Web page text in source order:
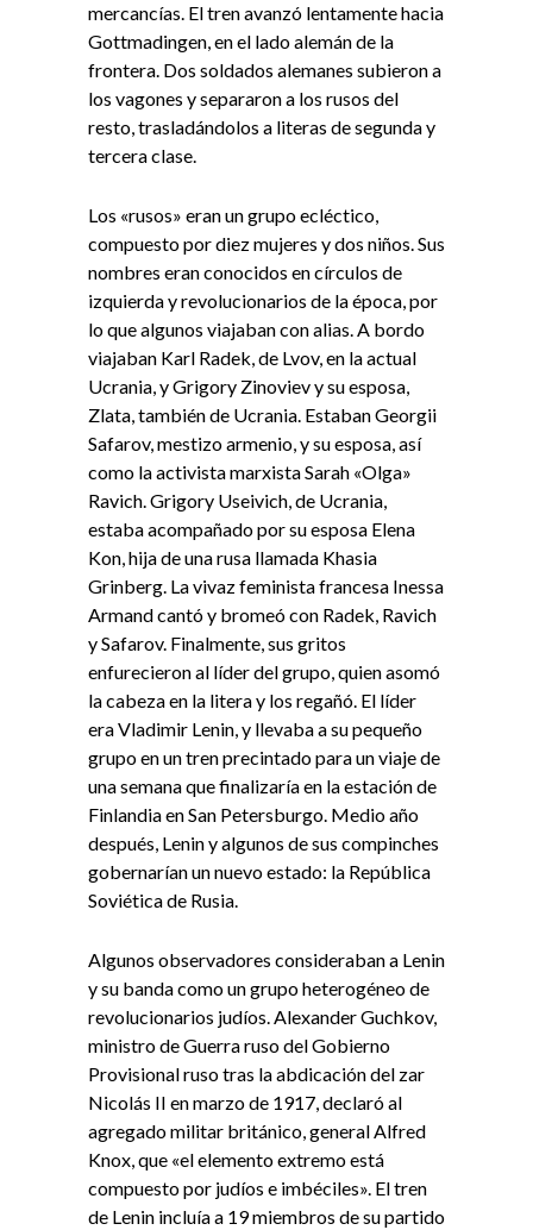
mercancías. El tren avanzó lentamente hacia
Gottmadingen, en el lado alemán de la
frontera. Dos soldados alemanes subieron a
los vagones y separaron a los rusos del
resto, trasladándolos a literas de segunda y
tercera clase.
Los «rusos» eran un grupo ecléctico,
compuesto por diez mujeres y dos niños. Sus
nombres eran conocidos en círculos de
izquierda y revolucionarios de la época, por
lo que algunos viajaban con alias. A bordo
viajaban Karl Radek, de Lvov, en la actual
Ucrania, y Grigory Zinoviev y su esposa,
Zlata, también de Ucrania. Estaban Georgii
Safarov, mestizo armenio, y su esposa, así
como la activista marxista Sarah «Olga»
Ravich. Grigory Useivich, de Ucrania,
estaba acompañado por su esposa Elena
Kon, hija de una rusa llamada Khasia
Grinberg. La vivaz feminista francesa Inessa
Armand cantó y bromeó con Radek, Ravich
y Safarov. Finalmente, sus gritos
enfurecieron al líder del grupo, quien asomó
la cabeza en la litera y los regañó. El líder
era Vladimir Lenin, y llevaba a su pequeño
grupo en un tren precintado para un viaje de
una semana que finalizaría en la estación de
Finlandia en San Petersburgo. Medio año
después, Lenin y algunos de sus compinches
gobernarían un nuevo estado: la República
Soviética de Rusia.
Algunos observadores consideraban a Lenin
y su banda como un grupo heterogéneo de
revolucionarios judíos. Alexander Guchkov,
ministro de Guerra ruso del Gobierno
Provisional ruso tras la abdicación del zar
Nicolás II en marzo de 1917, declaró al
agregado militar británico, general Alfred
Knox, que «el elemento extremo está
compuesto por judíos e imbéciles». El tren
de Lenin incluía a 19 miembros de su partido